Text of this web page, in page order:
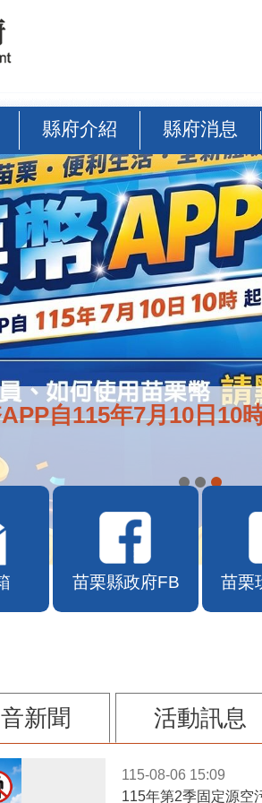
縣府介紹 縣府消息
自115年7月10日10
苗栗縣政府FB 苗栗
新聞 活動訊息
115-08-06 15:09